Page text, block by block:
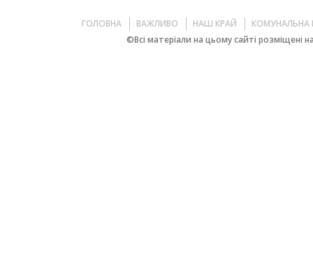
ГОЛОВНА ВАЖЛИВО НАШ КРАЙ
КОМУНАЛЬНА
©Всі матеріали на цьому сайті розміщені